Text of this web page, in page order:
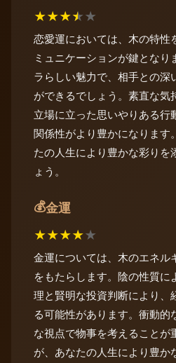
★★★★★
恋愛運においては、木の特性
ミュニケーションが鍵となり
ラらしい魅力で、相手との深
ができるでしょう。素直な気
立場に立った思いやりある行
関係性がより豊かになります
たの人生により豊かな彩りを
ょう。
💰金運
★★★★★
金運については、木のエネル
をもたらします。陰の性質に
理と賢明な投資判断により、
る可能性があります。衝動的
な視点で物事を考えることが
が、あなたの人生により豊か